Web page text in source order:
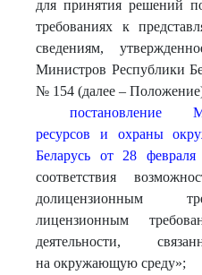
для принятия решений
требованиях к
сведениям,
Министров Республики
№ 154 (далее –
постановление
ресурсов и охраны
Беларусь от 28
соответствия
долицензионным
лицензионным
деятельности,
на окружающую среду»;